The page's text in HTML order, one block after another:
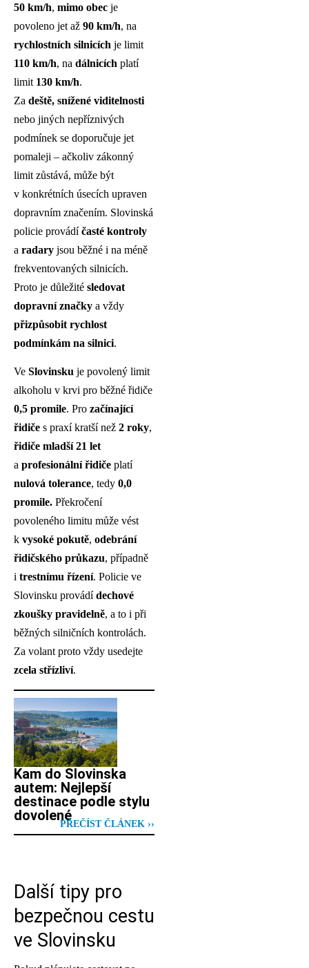
50 km/h, mimo obec je
povoleno jet až 90 km/h, na
rychlostních silnicích je limit
110 km/h, na dálnicích platí
limit 130 km/h.
Za deště, snížené viditelnosti
nebo jiných nepříznivých
podmínek se doporučuje jet
pomaleji – ačkoliv zákonný
limit zůstává, může být
v konkrétních úsecích upraven
dopravním značením. Slovinská
policie provádíčasté kontroly
a radary jsou běžné i na méně
frekventovaných silnicích.
Proto je důležité sledovat
dopravní značky a vždy
přizpůsobit rychlost
podmínkám na silnici.
Ve Slovinsku je povolený limit
alkoholu v krvi pro běžné řidiče
0,5 promile. Pro začínající
řidiče s praxí kratší než 2 roky,
řidiče mladší 21 let
a profesionální řidiče platí
nulová tolerance, tedy 0,0
promile. Překročení
povoleného limitu může vést
k vysoké pokutě, odebrání
řidičského průkazu, případně
i trestnímu řízení. Policie ve
Slovinsku provádídechové
zkoušky pravidelně, a to i při
běžných silničních kontrolách.
Za volant proto vždy usedejte
zcela střízliví.
Kam do Slovinska
autem: Nejlepší
destinace podle stylu
dovolené
PŘEČÍST ČLÁNEK ››
Další tipy pro
bezpečnou cestu
ve Slovinsku